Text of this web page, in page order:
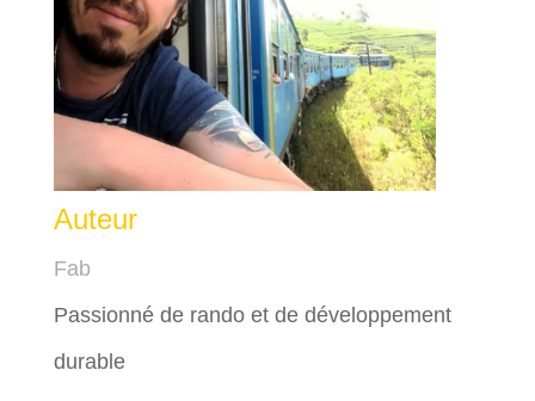
Auteur
Fab
Passionné de rando et de développement
durable